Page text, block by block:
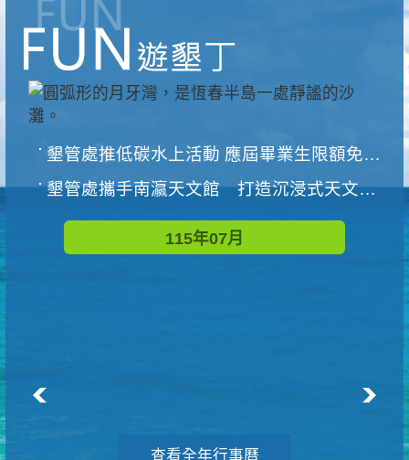
墾管處推低碳水上活動 應屆畢業生限額免費參加
墾管處攜手南瀛天文館 打造沉浸式天文探索營隊
115年07月
查看全年行事曆